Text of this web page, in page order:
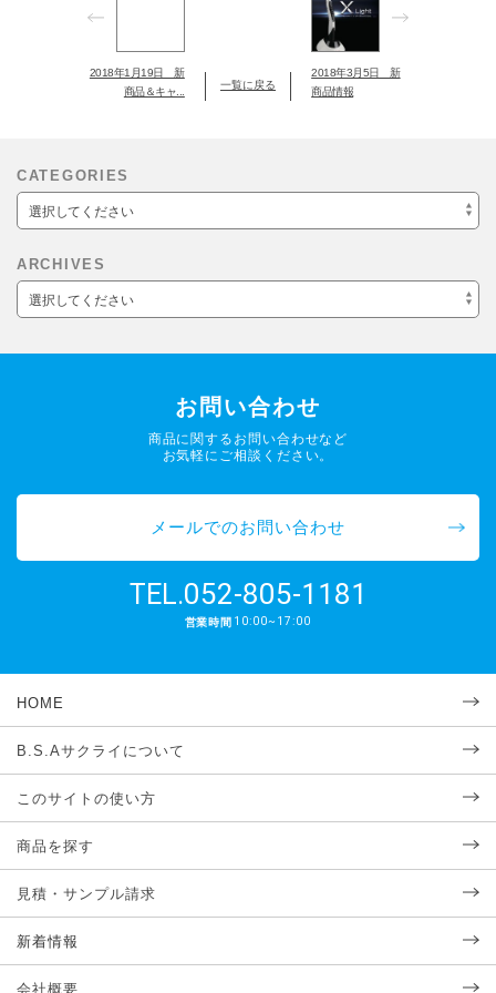
2018年1月19日 新
商品＆キャ...
一覧に戻る
2018年3月5日 新
商品情報
CATEGORIES
選択してください
ARCHIVES
選択してください
お問い合わせ
商品に関するお問い合わせなど
お気軽にご相談ください。
メールでのお問い合わせ
TEL.052-805-1181
営業時間 10:00~17:00
HOME
B.S.Aサクライについて
このサイトの使い方
商品を探す
見積・サンプル請求
新着情報
会社概要